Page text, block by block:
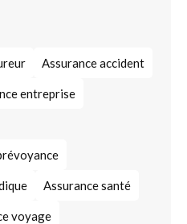
Assurance accident
entreprise
Assurance santé
voyage